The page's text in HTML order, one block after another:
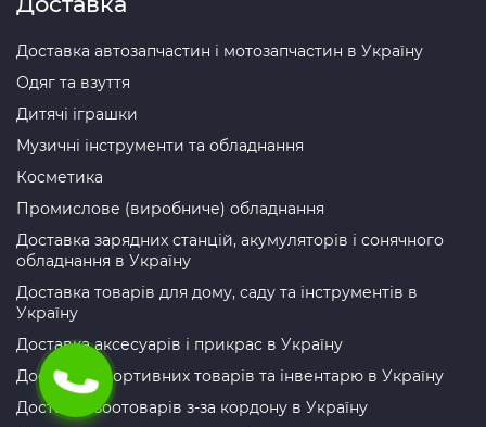
Доставка автозапчастин і мотозапчастин в Україну
Одяг та взуття
Дитячі іграшки
Музичні інструменти та обладнання
Косметика
Промислове (виробниче) обладнання
Доставка зарядних станцій, акумуляторів і сонячного
обладнання в Україну
Доставка товарів для дому, саду та інструментів в
Україну
Доставка аксесуарів і прикрас в Україну
Доставка спортивних товарів та інвентарю в Україну
Доставка зоотоварів з-за кордону в Україну